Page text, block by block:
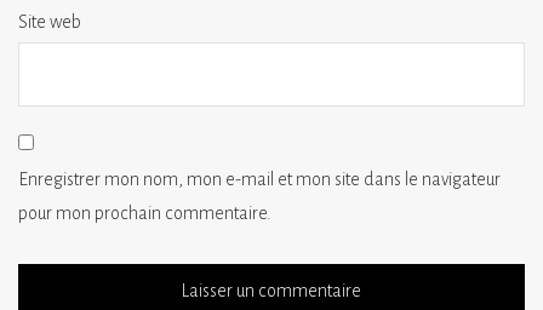
Site web
Enregistrer mon nom, mon e-mail et mon site dans le navigateur
pour mon prochain commentaire.